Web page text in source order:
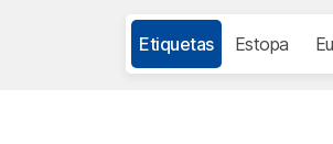
Etiquetas Estopa